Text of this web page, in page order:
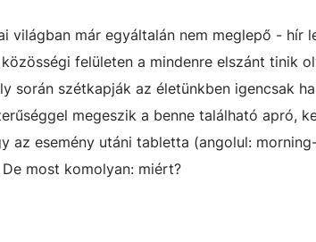
világban már egyáltalán nem meglepő - hír
felületen a mindenre elszánt tinik
során szétkapják az életünkben igencsak
megeszik a benne található apró,
az esemény utáni tabletta (angolul:
most komolyan: miért?